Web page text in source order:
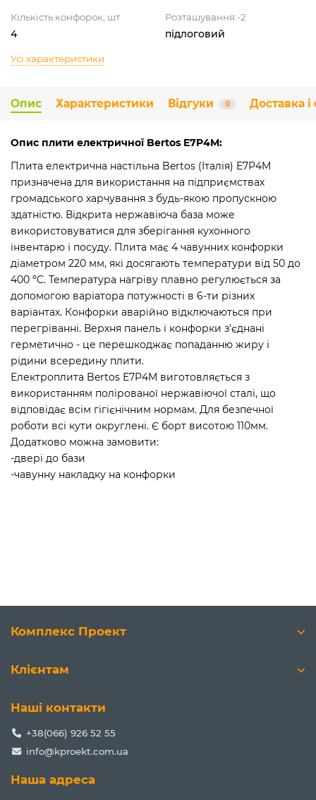
Кількість конфорок, шт
4
Розташування:-2
підлоговий
Усі характеристики
Опис Характеристики Відгуки 0 Доставка і
Опис плити електричної Bertos E7P4M:
Плита електрична настільна Bertos (Італія) E7P4M
призначена для використання на підприємствах
громадського харчування з будь-якою пропускною
здатністю. Відкрита нержавіюча база може
використовуватися для зберігання кухонного
інвентарю і посуду. Плита має 4 чавунних конфорки
діаметром 220 мм, які досягають температури від 50 до
400 ºС. Температура нагріву плавно регулюється за
допомогою варіатора потужності в 6-ти різних
варіантах. Конфорки аварійно відключаються при
перегріванні. Верхня панель і конфорки з'єднані
герметично - це перешкоджає попаданню жиру і
рідини всередину плити.
Електроплита Bertos E7P4M виготовляється з
використанням полірованої нержавіючої сталі, що
відповідає всім гігієнічним нормам. Для безпечної
роботи всі кути округлені. Є борт висотою 110мм.
Додатково можна замовити:
-двері до бази
-чавунну накладку на конфорки
Комплекс Проект
Клієнтам
Наші контакти
+38(066) 926 52 55
info@kproekt.com.ua
Наша адреса